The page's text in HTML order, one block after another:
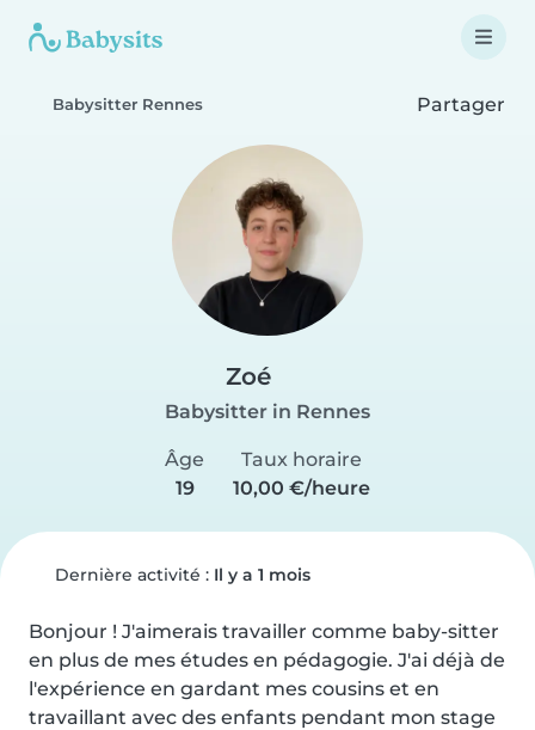
Babysitter Rennes Partager
Zoé
Babysitter in Rennes
Âge
19
Taux horaire
10,00 €/heure
Dernière activité : Il y a 1 mois
Bonjour ! J'aimerais travailler comme baby-sitter
en plus de mes études en pédagogie. J'ai déjà de
l'expérience en gardant mes cousins et en
travaillant avec des enfants pendant mon stage